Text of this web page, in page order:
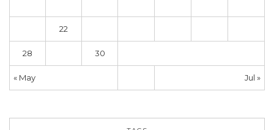
« May Jul »
22
28 30